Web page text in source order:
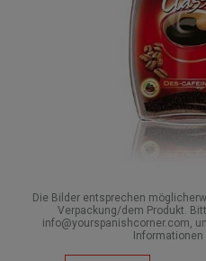
Die Bilder entsprechen
Verpackung/dem Produkt.
info@yourspanishcorner.com,